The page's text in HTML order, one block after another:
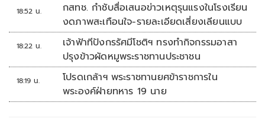
18:52 น.
กสทช. กำชับสื่อเสนอข่าวเหตุรุนแรงในโรงเรียน
งดภาพสะเทือนใจ-รายละเอียดเสี่ยงเลียนแบบ
18:22 น.
เจ้าฟ้าทีปังกรรัศมีโชติฯ ทรงทำกิจกรรมอาสา
ปรุงข้าวผัดหมูพระราชทานประชาชน
18:19 น.
โปรดเกล้าฯ พระราชทานยศข้าราชการใน
พระองค์ฝ่ายทหาร 19 นาย